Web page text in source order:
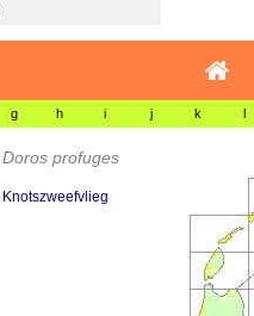
g h i j k l
Doros profuges
Knotszweefvlieg